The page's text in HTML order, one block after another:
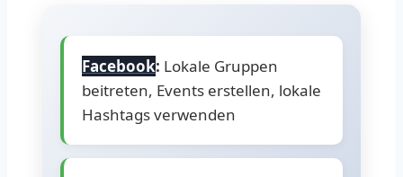
Facebook: Lokale Gruppen
beitreten, Events erstellen, lokale
Hashtags verwenden